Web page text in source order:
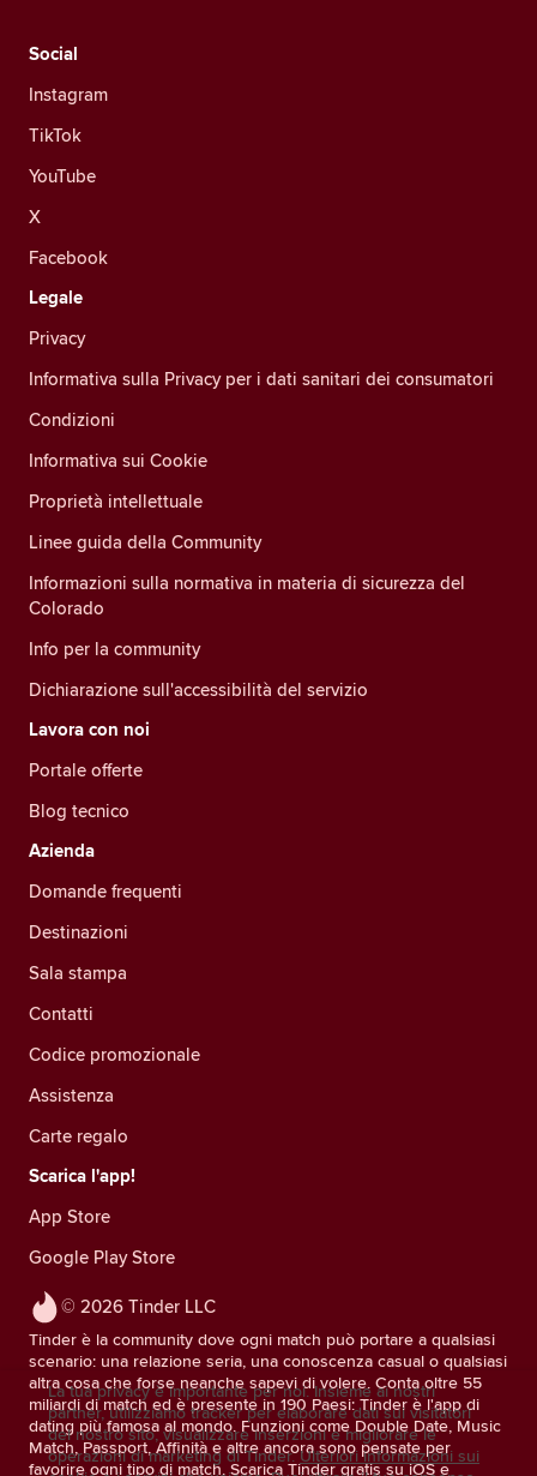
© 2026 Tinder LLC
Tinder è la community dove ogni match può portare a qualsiasi
scenario: una relazione seria, una conoscenza casual o qualsiasi
altra cosa che forse neanche sapevi di volere. Conta oltre 55
miliardi di match ed è presente in 190 Paesi: Tinder è l'app di
dating più famosa al mondo. Funzioni come Double Date, Music
Match, Passport, Affinità e altre ancora sono pensate per
favorire ogni tipo di match. Scarica Tinder gratis su iOS e
Social
Instagram
TikTok
YouTube
X
Facebook
Legale
Privacy
Informativa sulla Privacy per i dati sanitari dei consumatori
Condizioni
Informativa sui Cookie
Proprietà intellettuale
Linee guida della Community
Informazioni sulla normativa in materia di sicurezza del
Colorado
Info per la community
Dichiarazione sull'accessibilità del servizio
Lavora con noi
Portale offerte
Blog tecnico
Azienda
Domande frequenti
Destinazioni
Sala stampa
Contatti
Codice promozionale
Assistenza
Carte regalo
Scarica l'app!
App Store
Google Play Store
La tua privacy è importante per noi. Insieme ai nostri
partner, utilizziamo tracker per elaborare dati sui visitatori
del nostro sito, visualizzare inserzioni e migliorare le
operazioni di marketing di Tinder. Ulteriori informazioni sui